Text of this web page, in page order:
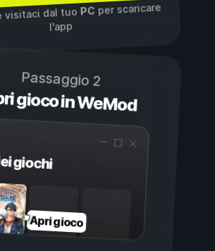
visitaci dal tuoPC per scaricare
l'app
Passaggio 2
gioco in WeMod
giochi
Apri gioco